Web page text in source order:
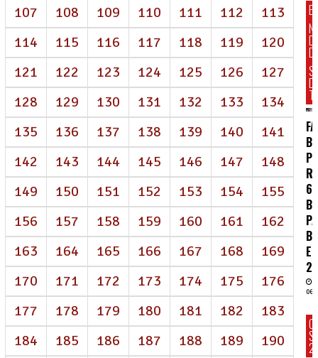
107
108 109 110 111 112
113
114
115 116 117 118 119
120
121
122 123 124 125 126
127
128
129 130 131 132 133
134
135
136 137 138 139 140
141
142
143 144 145 146 147
148
149
150 151 152 153 154
155
156
157 158 159 160 161
162
163
164 165 166 167 168
169
170
171 172 173 174 175
176
177
178 179 180 181 182
183
184
185 186 187 188 189
190
06/